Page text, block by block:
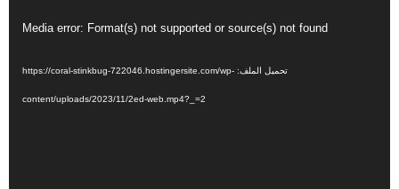
Media error: Format(s) not supported or source(s) not found
تحميل الملف: https://coral-stinkbug-722046.hostingersite.com/wp-
content/uploads/2023/11/2ed-web.mp4?_=2